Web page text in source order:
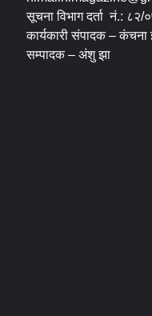
सूचना विभाग दर्ता नं.: ८२/
कार्यकारी संपादक – कंचना
सम्पादक – अंशु झा